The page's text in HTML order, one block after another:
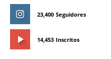
23,400 Seguidores
14,453 Inscritos